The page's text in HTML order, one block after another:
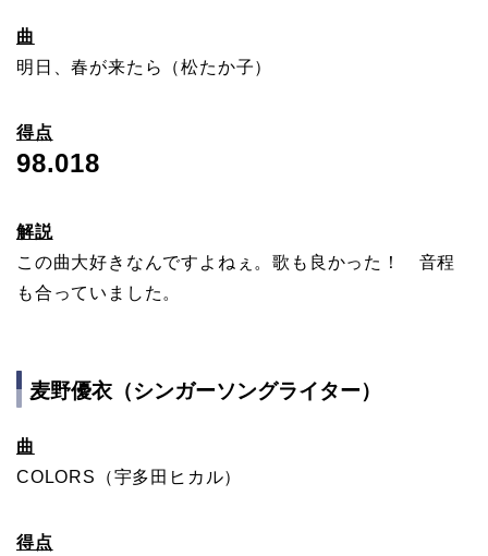
曲
明日、春が来たら（松たか子）
得点
98.018
解説
この曲大好きなんですよねぇ。歌も良かった！ 音程
も合っていました。
麦野優衣（シンガーソングライター）
曲
COLORS（宇多田ヒカル）
得点